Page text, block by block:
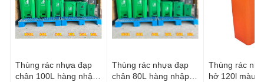
Thùng rác nhựa đạp
chân 100L hàng nhập
Thùng rác nhựa đạp
chân 80L hàng nhập
Thùng rác
hở 120l màu